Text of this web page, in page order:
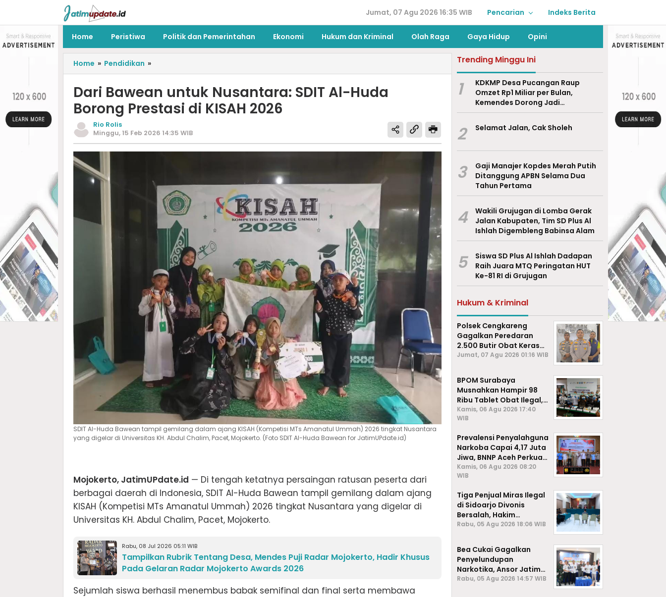
Jumat, 07 Agu 2026 16:35 WIB Pencarian Indeks Berita
Home Peristiwa Politik dan Pemerintahan Ekonomi Hukum dan Kriminal Olah Raga Gaya Hidup Opini
Home » Pendidikan »
Dari Bawean untuk Nusantara: SDIT Al-Huda
Borong Prestasi di KISAH 2026
Rio Rolis
Minggu, 15 Feb 2026 14:35 WIB
SDIT Al-Huda Bawean tampil gemilang dalam ajang KISAH (Kompetisi MTs Amanatul Ummah) 2026 tingkat Nusantara
yang digelar di Universitas KH. Abdul Chalim, Pacet, Mojokerto. (Foto SDIT Al-Huda Bawean for JatimUPdate.id)
Mojokerto, JatimUPdate.id — Di tengah ketatnya persaingan ratusan peserta dari
berbagai daerah di Indonesia, SDIT Al-Huda Bawean tampil gemilang dalam ajang
KISAH (Kompetisi MTs Amanatul Ummah) 2026 tingkat Nusantara yang digelar di
Universitas KH. Abdul Chalim, Pacet, Mojokerto.
Rabu, 08 Jul 2026 05:11 WIB
Tampilkan Rubrik Tentang Desa, Mendes Puji Radar Mojokerto, Hadir Khusus
Pada Gelaran Radar Mojokerto Awards 2026
Sejumlah siswa berhasil menembus babak semifinal dan final serta membawa
Trending Minggu Ini
1
KDKMP Desa Pucangan Raup
Omzet Rp1 Miliar per Bulan,
Kemendes Dorong Jadi
Percontohan Nasional
2 Selamat Jalan, Cak Sholeh
3
Gaji Manajer Kopdes Merah Putih
Ditanggung APBN Selama Dua
Tahun Pertama
4
Wakili Grujugan di Lomba Gerak
Jalan Kabupaten, Tim SD Plus Al
Ishlah Digembleng Babinsa Alam
5
Siswa SD Plus Al Ishlah Dadapan
Raih Juara MTQ Peringatan HUT
Ke-81 RI di Grujugan
Hukum & Kriminal
Polsek Cengkareng
Gagalkan Peredaran
2.500 Butir Obat Keras
Daftar G, Satu Pengedar
Jumat, 07 Agu 2026 01:16 WIB
BPOM Surabaya
Musnahkan Hampir 98
Ribu Tablet Obat Ilegal,
Cegah Penyalahgunaan
di Kalangan Pelajar
Kamis, 06 Agu 2026 17:40
WIB
Prevalensi Penyalahguna
Narkoba Capai 4,17 Juta
Jiwa, BNNP Aceh Perkuat
P4GN di Subulussalam
Kamis, 06 Agu 2026 08:20
WIB
Tiga Penjual Miras Ilegal
di Sidoarjo Divonis
Bersalah, Hakim
Jatuhkan Denda hingga
Rabu, 05 Agu 2026 18:06 WIB
Bea Cukai Gagalkan
Penyelundupan
Narkotika, Ansor Jatim
Negara Tak Kalah dari
Rabu, 05 Agu 2026 14:57 WIB